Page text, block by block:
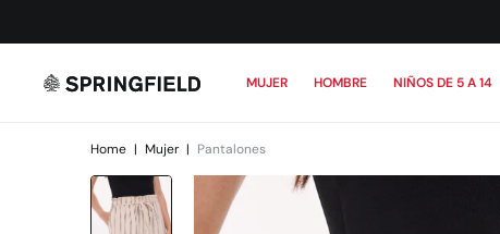
MUJER HOMBRE NIÑOS DE 5 A 14
Home | Mujer | Pantalones